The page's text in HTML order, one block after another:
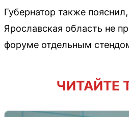
Губернатор также
Ярославская область не
форуме отдельным
ЧИТАЙТЕ